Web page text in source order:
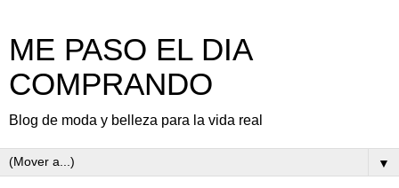
ME PASO EL DIA
COMPRANDO
Blog de moda y belleza para la vida real
▼